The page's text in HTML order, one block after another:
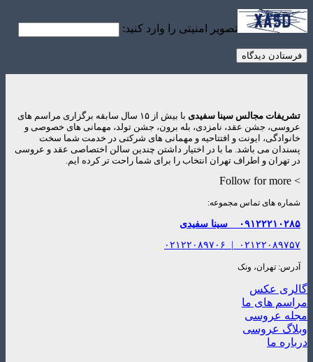
تصویر امنیتی را وارد کنید:
تشریفات مجالس سینا سفیدی
با بیش از ۱۵ سال سابقه برگزاری مراسم های
عروسی، جشن عقد، نامزدی، بله برون، جشن تولد، مهمانی های خصوصی و
خانوادگی، ایونت و افتتاحیه و مهمانی های شرکتی در خدمت شما سخت
پسندان می باشد. ما با در اختیار داشتن چندین سالن اختصاصی عقد و عروسی
در تهران و اطراف تهران انتخاب را برای شما راحت تر کرده ایم.
> Follow for more
شماره های تماس مجموعه:
۰۹۱۲۲۲۱۰۲۸۵ سینا سفیدی
۰۲۱۲۲۰۸۹۷۵۷ ۰۲۱۲۲۰۸۹۷۰۶
آدرس: تهران، ونک
گالری عکس
مراسم های ما
مجله عروسی
وبلاگ عروسی
درباره ما